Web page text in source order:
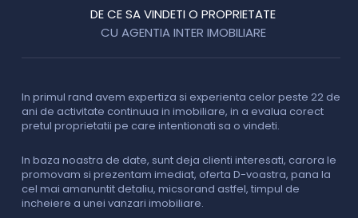
DE CE SA VINDETI O PROPRIETATE
CU AGENTIA INTER IMOBILIARE
In primul rand avem expertiza si experienta celor peste 22 de
ani de activitate continuua in imobiliare, in a evalua corect
pretul proprietatii pe care intentionati sa o vindeti.
In baza noastra de date, sunt deja clienti interesati, carora le
promovam si prezentam imediat, oferta D-voastra, pana la
cel mai amanuntit detaliu, micsorand astfel, timpul de
incheiere a unei vanzari imobiliare.